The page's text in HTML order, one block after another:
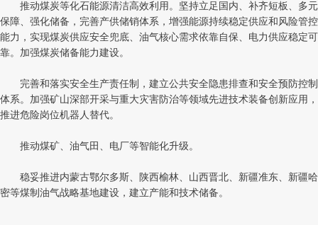
推动煤炭等化石能源清洁高效利用。坚持立足国内、补齐短板、多元
保障、强化储备，完善产供储销体系，增强能源持续稳定供应和风险管控
能力，实现煤炭供应安全兜底、油气核心需求依靠自保、电力供应稳定可
靠。加强煤炭储备能力建设。
完善和落实安全生产责任制，建立公共安全隐患排查和安全预防控制
体系。加强矿山深部开采与重大灾害防治等领域先进技术装备创新应用，
推进危险岗位机器人替代。
推动煤矿、油气田、电厂等智能化升级。
稳妥推进内蒙古鄂尔多斯、陕西榆林、山西晋北、新疆准东、新疆哈
密等煤制油气战略基地建设，建立产能和技术储备。